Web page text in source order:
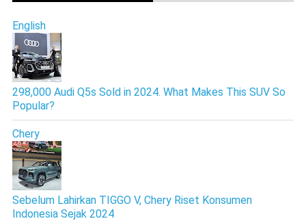
English
298,000 Audi Q5s Sold in 2024. What Makes This SUV So
Popular?
Chery
Sebelum Lahirkan TIGGO V, Chery Riset Konsumen
Indonesia Sejak 2024